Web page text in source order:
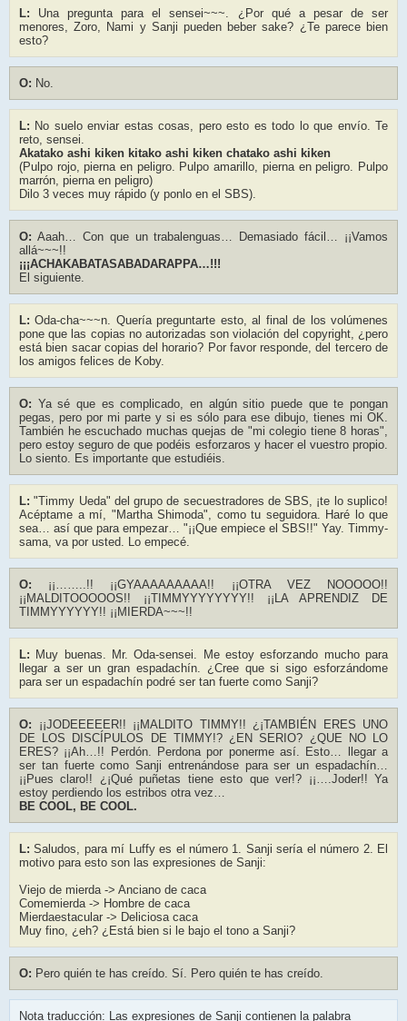
L: Una pregunta para el sensei~~~. ¿Por qué a pesar de ser
menores, Zoro, Nami y Sanji pueden beber sake? ¿Te parece bien
esto?
O: No.
L: No suelo enviar estas cosas, pero esto es todo lo que envío. Te
reto, sensei.
Akatako ashi kiken kitako ashi kiken chatako ashi kiken
(Pulpo rojo, pierna en peligro. Pulpo amarillo, pierna en peligro. Pulpo
marrón, pierna en peligro)
Dilo 3 veces muy rápido (y ponlo en el SBS).
O: Aaah… Con que un trabalenguas… Demasiado fácil… ¡¡Vamos
allá~~~!!
¡¡¡ACHAKABATASABADARAPPA…!!!
El siguiente.
L: Oda-cha~~~n. Quería preguntarte esto, al final de los volúmenes
pone que las copias no autorizadas son violación del copyright, ¿pero
está bien sacar copias del horario? Por favor responde, del tercero de
los amigos felices de Koby.
O: Ya sé que es complicado, en algún sitio puede que te pongan
pegas, pero por mi parte y si es sólo para ese dibujo, tienes mi OK.
También he escuchado muchas quejas de "mi colegio tiene 8 horas",
pero estoy seguro de que podéis esforzaros y hacer el vuestro propio.
Lo siento. Es importante que estudiéis.
L: "Timmy Ueda" del grupo de secuestradores de SBS, ¡te lo suplico!
Acéptame a mí, "Martha Shimoda", como tu seguidora. Haré lo que
sea… así que para empezar… "¡¡Que empiece el SBS!!" Yay. Timmy-
sama, va por usted. Lo empecé.
O: ¡¡……..!! ¡¡GYAAAAAAAAA!! ¡¡OTRA VEZ NOOOOO!!
¡¡MALDITOOOOOS!! ¡¡TIMMYYYYYYYY!! ¡¡LA APRENDIZ DE
TIMMYYYYYY!! ¡¡MIERDA~~~!!
L: Muy buenas. Mr. Oda-sensei. Me estoy esforzando mucho para
llegar a ser un gran espadachín. ¿Cree que si sigo esforzándome
para ser un espadachín podré ser tan fuerte como Sanji?
O: ¡¡JODEEEEER!! ¡¡MALDITO TIMMY!! ¿¡TAMBIÉN ERES UNO
DE LOS DISCÍPULOS DE TIMMY!? ¿EN SERIO? ¿QUE NO LO
ERES? ¡¡Ah…!! Perdón. Perdona por ponerme así. Esto… llegar a
ser tan fuerte como Sanji entrenándose para ser un espadachín…
¡¡Pues claro!! ¿¡Qué puñetas tiene esto que ver!? ¡¡….Joder!! Ya
estoy perdiendo los estribos otra vez…
BE COOL, BE COOL.
L: Saludos, para mí Luffy es el número 1. Sanji sería el número 2. El
motivo para esto son las expresiones de Sanji:
Viejo de mierda -> Anciano de caca
Comemierda -> Hombre de caca
Mierdaestacular -> Deliciosa caca
Muy fino, ¿eh? ¿Está bien si le bajo el tono a Sanji?
O: Pero quién te has creído. Sí. Pero quién te has creído.
Nota traducción: Las expresiones de Sanji contienen la palabra